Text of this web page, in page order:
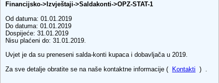
Financijsko->Izvještaji->Saldakonti->OPZ-STAT-1
Od datuma: 01.01.2019
Do datuma: 01.01.2019
Dospijeće: 31.01.2019
Nisu plaćeni do: 31.01.2019.
Uvjet je da su preneseni salda-konti kupaca i dobavljača u 2019.
Za sve detalje obratite se na naše kontaktne informacije (
Kontakti ) .